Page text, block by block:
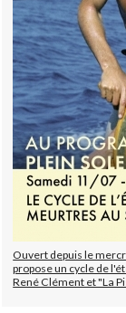
Ouvert depuis le
propose un cycle de
René Clément et "La